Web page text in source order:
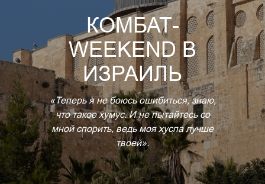
«Теперь я не боюсь ошибиться, знаю,
что такое хумус. И не пытайтесь со
мной спорить, ведь моя хуспа лучше
твоей».
КОМБАТ-
WEEKEND В
ИЗРАИЛЬ